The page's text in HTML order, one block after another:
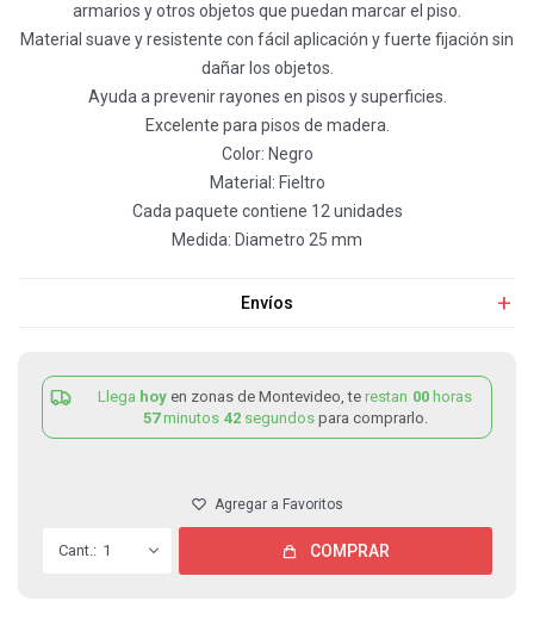
armarios y otros objetos que puedan marcar el piso.
Material suave y resistente con fácil aplicación y fuerte fijación sin
dañar los objetos.
Ayuda a prevenir rayones en pisos y superficies.
Excelente para pisos de madera.
Color: Negro
Material: Fieltro
Cada paquete contiene 12 unidades
Medida: Diametro 25 mm
Envíos
Llega hoy en zonas de Montevideo, te restan 00 horas
57minutos 42 segundos para comprarlo.
1 COMPRAR